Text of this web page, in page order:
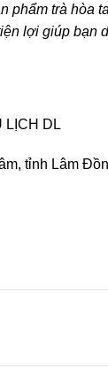
phẩm trà
lợi giúp bạn
LỊCH DL
tỉnh Lâm